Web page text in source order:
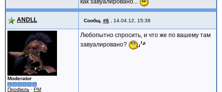
как завуалировано...
ANDLL Сообщ. #6 14.04.12, 15:38
Moderator
Профиль · PM
Любопытно спросить, и что же по вашему там
завуалировано?